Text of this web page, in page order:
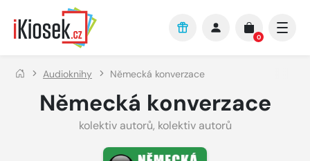
Přejít na hlavní obsah
0
Audioknihy Německá konverzace
Německá konverzace
kolektiv autorů, kolektiv autorů